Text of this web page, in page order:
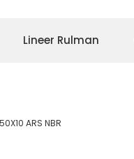
Lineer Rulman